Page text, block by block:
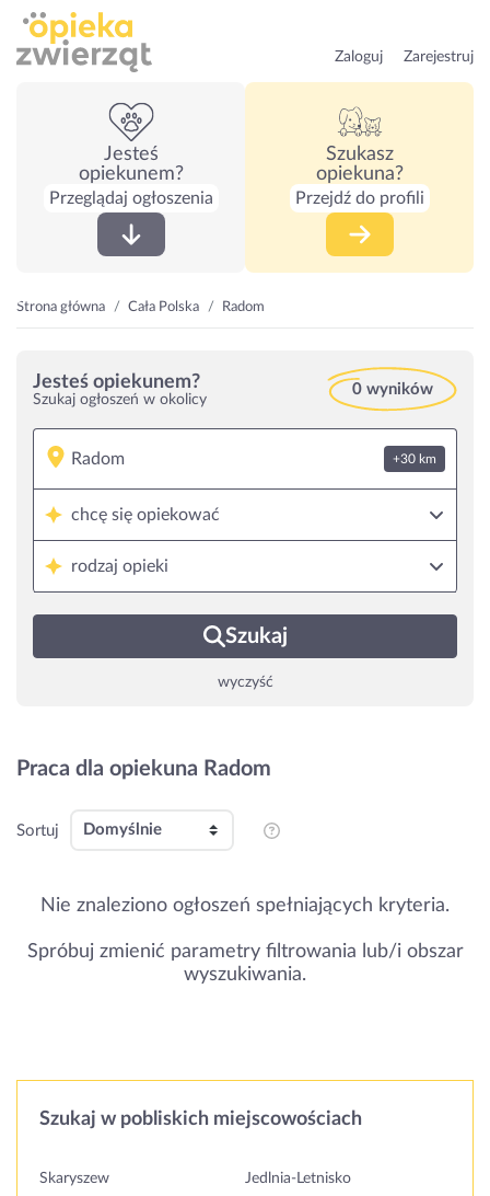
Zaloguj Zarejestruj
Jesteś
opiekunem?
Przeglądaj ogłoszenia
Szukasz
opiekuna?
Przejdź do profili
Strona główna Cała Polska Radom
Jesteś opiekunem?
Szukaj ogłoszeń w okolicy
0 wyników
+30 km
chcę się opiekować
rodzaj opieki
Szukaj
wyczyść
Praca dla opiekuna Radom
Sortuj
Nie znaleziono ogłoszeń spełniających kryteria.
Spróbuj zmienić parametry filtrowania lub/i obszar
wyszukiwania.
Szukaj w pobliskich miejscowościach
Skaryszew
Jedlnia-Letnisko